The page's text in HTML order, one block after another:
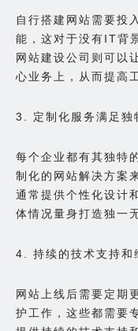
自行搭建网站需要投
能，这对于没有IT背
网站建设公司则可以
心业务上，从而提高
3. 定制化服务满足独
每个企业都有其独特
制化的网站解决方案
通常提供个性化设计
体情况量身打造独一
4. 持续的技术支持和
网站上线后需要定期
护工作，这些都需要